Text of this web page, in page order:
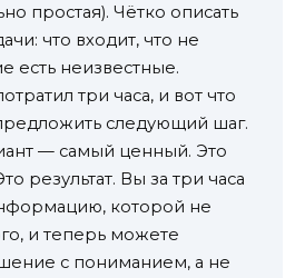
простая). Чётко описать
что входит, что не
есть неизвестные.
три часа, и вот что
следующий шаг.
— самый ценный. Это
результат. Вы за три часа
которой не
и теперь можете
с пониманием, а не